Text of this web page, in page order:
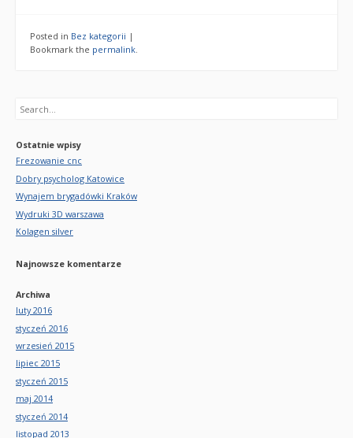
Posted in Bez kategorii |
Bookmark the permalink.
Search
Ostatnie wpisy
Frezowanie cnc
Dobry psycholog Katowice
Wynajem brygadówki Kraków
Wydruki 3D warszawa
Kolagen silver
Najnowsze komentarze
Archiwa
luty 2016
styczeń 2016
wrzesień 2015
lipiec 2015
styczeń 2015
maj 2014
styczeń 2014
listopad 2013